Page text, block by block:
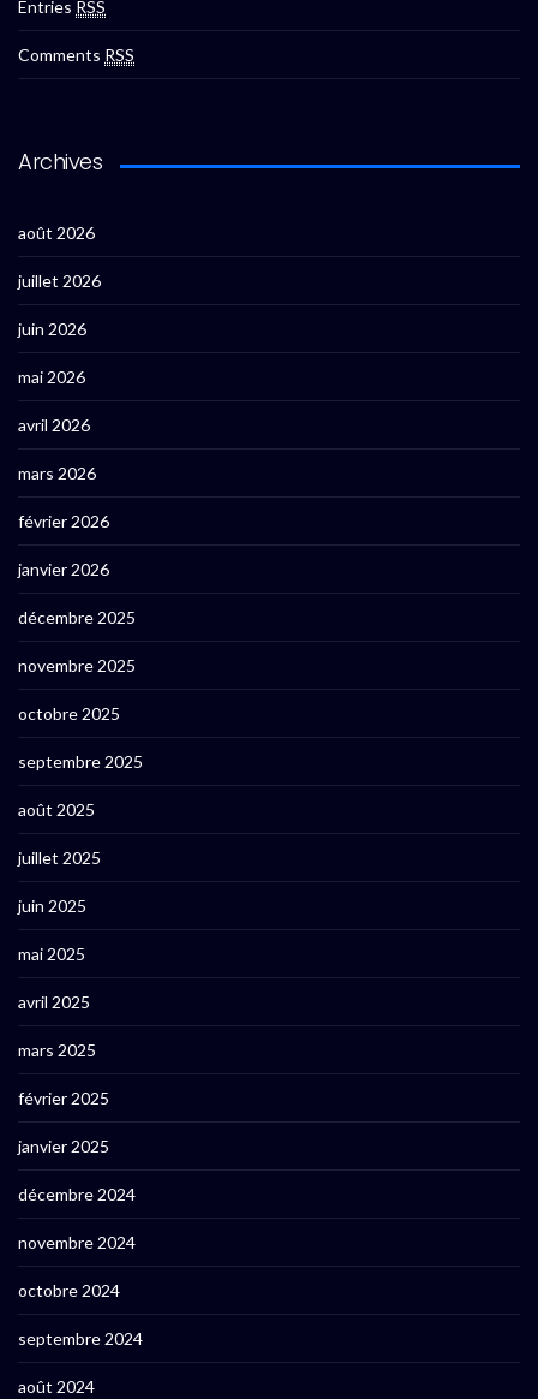
Entries RSS
Comments RSS
Archives
août 2026
juillet 2026
juin 2026
mai 2026
avril 2026
mars 2026
février 2026
janvier 2026
décembre 2025
novembre 2025
octobre 2025
septembre 2025
août 2025
juillet 2025
juin 2025
mai 2025
avril 2025
mars 2025
février 2025
janvier 2025
décembre 2024
novembre 2024
octobre 2024
septembre 2024
août 2024